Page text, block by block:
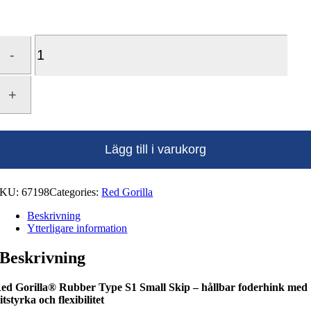
Gorilla®
Rubber
Lägg till i varukorg
67198Categories:Red Gorilla
Beskrivning
Ytterligare information
Beskrivning
Gorilla® Rubber Type S1 Small Skip – hållbar foderhink med
och flexibilitet